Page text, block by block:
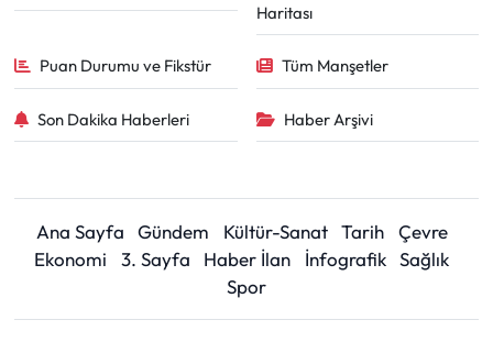
Haritası
Puan Durumu ve Fikstür Tüm Manşetler
Son Dakika Haberleri Haber Arşivi
Ana Sayfa Gündem Kültür-Sanat Tarih
Çevre
Ekonomi
3. Sayfa Haber İlan İnfografik Sağlık
Spor